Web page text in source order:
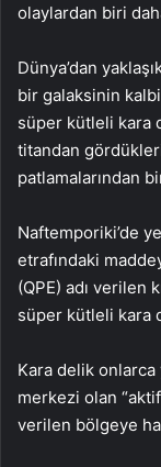
olaylardan biri
Dünya’dan
bir galaksinin
süper kütleli kara
titandan
patlamalarından
Naftemporiki’de
etrafındaki
(QPE) adı verilen
süper kütleli kara
Kara delik
merkezi olan
verilen bölgeye